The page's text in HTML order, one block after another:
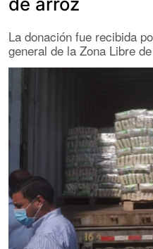
La donación fue recibida
general de la Zona Libre